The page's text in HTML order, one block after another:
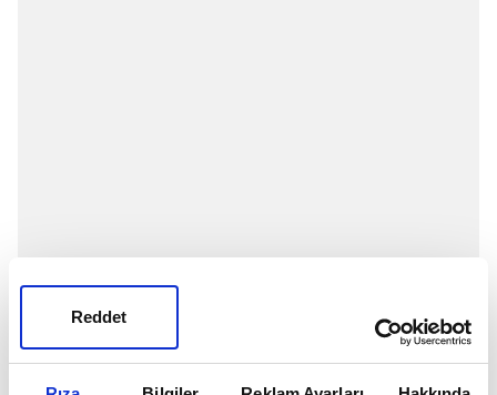
Reddet
Blind, Manchester United'da bu sezon sadece 4 lig